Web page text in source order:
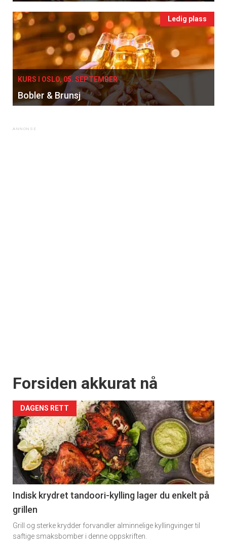
Ledig plass
KURS I OSLO, 05. SEPTEMBER
Bobler & Brunsj
Forsiden akkurat nå
DAGENS RETT
Indisk krydret tandoori-kylling lager du enkelt på
grillen
Grill og sterke krydder forvandler alminnelige kyllingvinger til
saftige smaksbomber i denne oppskriften.